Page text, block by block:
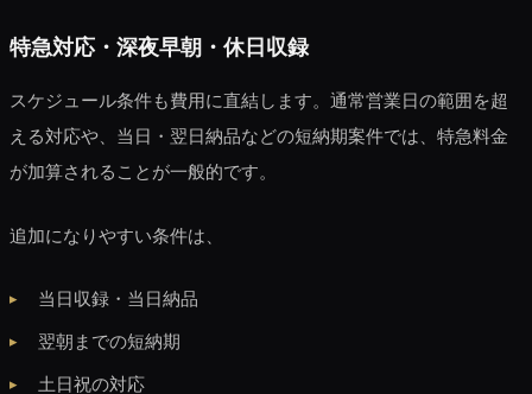
特急対応・深夜早朝・休日収録
スケジュール条件も費用に直結します。通常営業日の範囲を超
える対応や、当日・翌日納品などの短納期案件では、特急料金
が加算されることが一般的です。
追加になりやすい条件は、
当日収録・当日納品
翌朝までの短納期
土日祝の対応